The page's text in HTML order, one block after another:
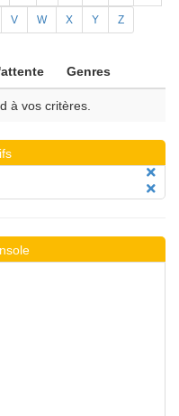
V W X Y Z
Genres
à vos critères.